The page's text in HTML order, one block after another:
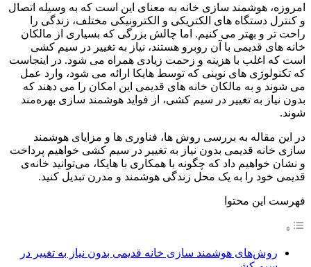
امروزه، هوشمند سازی خانه به معنای این است که به وسیله اتصال
و کنترل دستگاه‌ های الکتریکی و الکترونیکی مختلف، زندگی را
راحت‌ تر و بهتر می‌ کنیم. اما چالش بزرگی که بسیاری از مالکان
خانه‌ های قدیمی با آن روبرو هستند، نیاز به تغییر در سیم کشی
است که اغلب با هزینه و زحمت زیادی همراه می‌ شود. در اینجاست
که تکنولوژی‌ های نوینی که توسط هایکا ارائه می‌ شود، وارد عمل
می‌ شوند و به مالکان خانه‌ های قدیمی این امکان را می‌ دهند که
بدون نیاز به تغییر در سیم کشی، از فواید هوشمند سازی بهره‌مند
شوند.
در این مقاله به بررسی روش‌ ها، فناوری‌ ها و مزایای هوشمند
سازی خانه قدیمی بدون نیاز به تغییر در سیم کشی خواهیم پرداخت
و نشان خواهیم داد که چگونه با همکاری با هایکا، می‌توانید خانه‌ی
قدیمی خود را به یک محل زندگی هوشمند و مدرن تبدیل کنید.
فهرست این محتوا
روش‌های هوشمند سازی خانه قدیمی بدون نیاز به تغییر در